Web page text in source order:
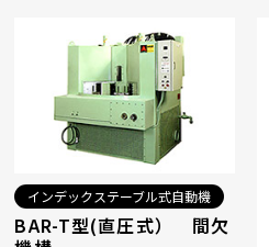
インデックステーブル式自動機
BAR-T型(直圧式） 間欠